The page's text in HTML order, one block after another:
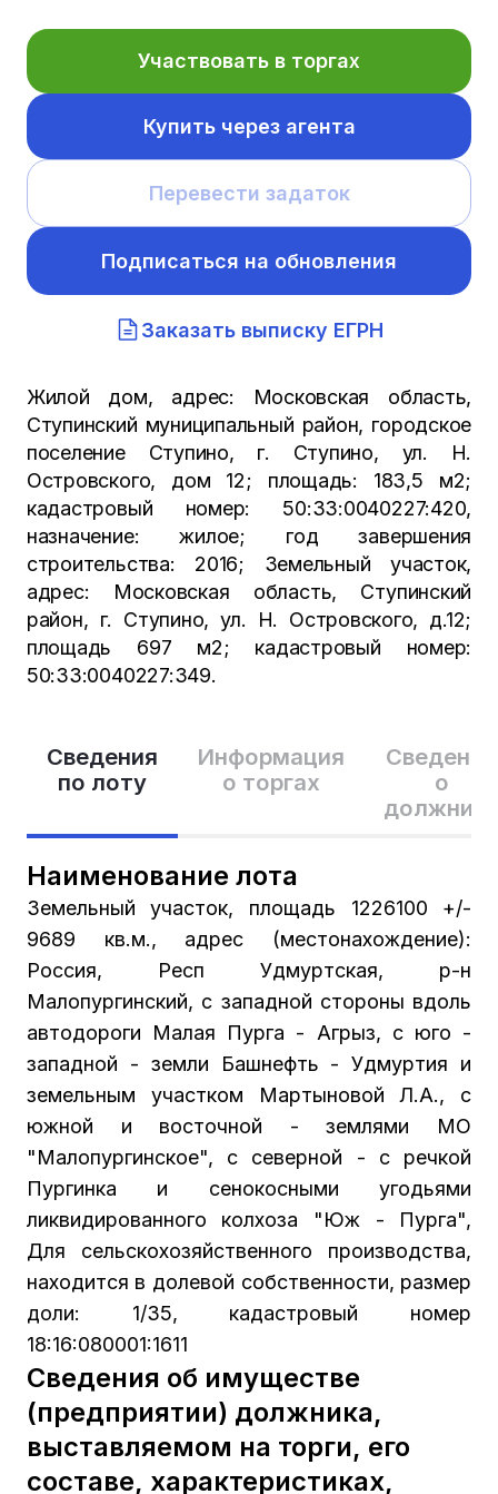
Сведения
по лоту
Информация
о торгах
Сведения
о
Наименование лота
Земельный участок, площадь 1226100 +/-
9689 кв.м., адрес (местонахождение):
Россия, Респ Удмуртская, р-н
Малопургинский, с западной стороны вдоль
автодороги Малая Пурга - Агрыз, с юго -
западной - земли Башнефть - Удмуртия и
земельным участком Мартыновой Л.А., с
южной и восточной - землями МО
"Малопургинское", с северной - с речкой
Пургинка и сенокосными угодьями
ликвидированного колхоза "Юж - Пурга",
Для сельскохозяйственного производства,
находится в долевой собственности, размер
доли: 1/35, кадастровый номер
18:16:080001:1611
Сведения об имуществе
(предприятии) должника,
выставляемом на торги, его
составе, характеристиках,
Участвовать в торгах
Купить через агента
Перевести задаток
Подписаться на обновления
Заказать выписку ЕГРН
Жилой дом, адрес: Московская область,
Ступинский муниципальный район, городское
поселение Ступино, г. Ступино, ул. Н.
Островского, дом 12; площадь: 183,5 м2;
кадастровый номер: 50:33:0040227:420,
назначение: жилое; год завершения
строительства: 2016; Земельный участок,
адрес: Московская область, Ступинский
район, г. Ступино, ул. Н. Островского, д.12;
площадь 697 м2; кадастровый номер:
50:33:0040227:349.